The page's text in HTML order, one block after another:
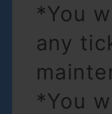
*You
any
*You